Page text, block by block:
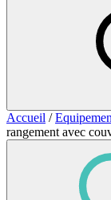
Accueil /
rangement avec